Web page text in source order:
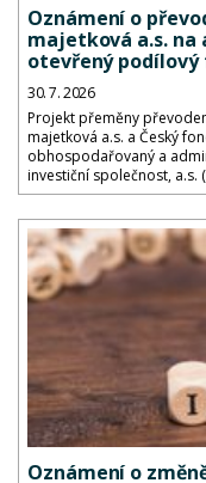
Oznámení o
majetková a.s. na
otevřený podílový
30. 7. 2026
Projekt přeměny
majetková a.s. a Český
obhospodařovaný a
investiční společnost, a.s.
Oznámení o